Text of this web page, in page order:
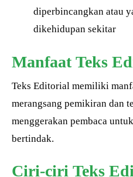
diperbincangkan atau
dikehidupan sekitar
Manfaat Teks
Teks Editorial memiliki
merangsang pemikiran dan
menggerakan pembaca
bertindak.
Ciri-ciri Teks